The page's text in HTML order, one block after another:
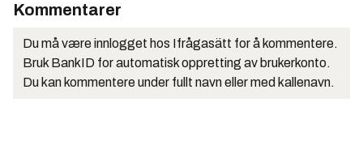
Kommentarer
Du må være innlogget hos Ifrågasätt for å kommentere.
Bruk BankID for automatisk oppretting av brukerkonto.
Du kan kommentere under fullt navn eller med kallenavn.